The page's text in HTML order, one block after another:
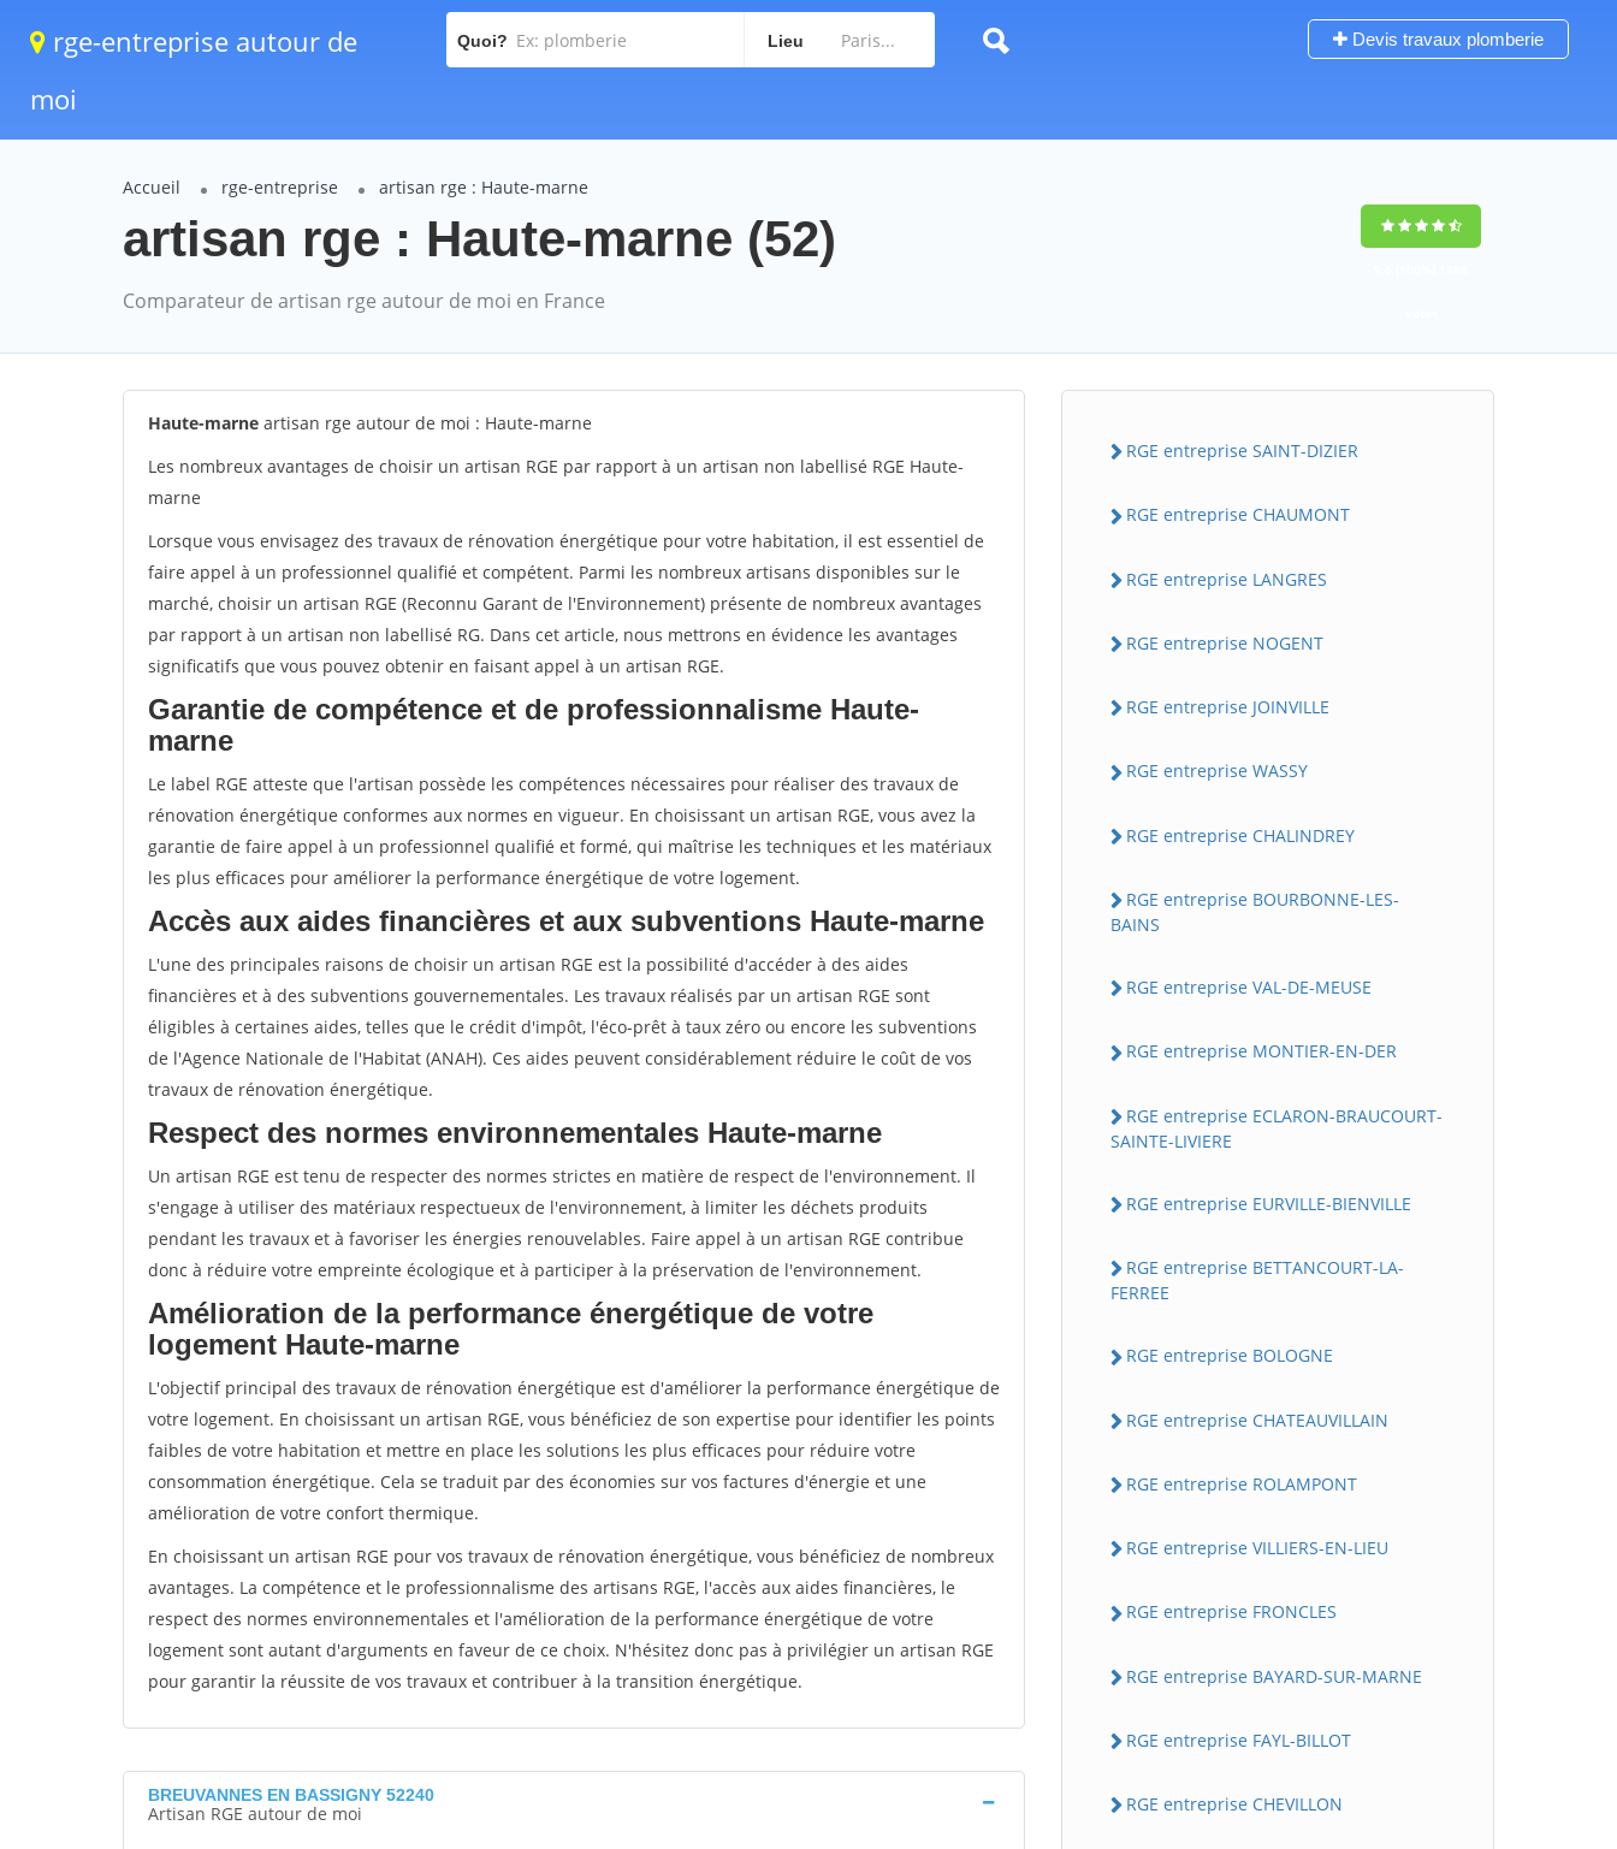
rge-entreprise autour de
moi
Quoi? Lieu Devis travaux plomberie
Accueil rge-entreprise artisan rge : Haute-marne
artisan rge : Haute-marne (52)
Comparateur de artisan rge autour de moi en France
Haute-marne artisan rge autour de moi : Haute-marne
Les nombreux avantages de choisir un artisan RGE par rapport à un artisan non labellisé RGE Haute-
marne
Lorsque vous envisagez des travaux de rénovation énergétique pour votre habitation, il est essentiel de
faire appel à un professionnel qualifié et compétent. Parmi les nombreux artisans disponibles sur le
marché, choisir un artisan RGE (Reconnu Garant de l'Environnement) présente de nombreux avantages
par rapport à un artisan non labellisé RG. Dans cet article, nous mettrons en évidence les avantages
significatifs que vous pouvez obtenir en faisant appel à un artisan RGE.
Garantie de compétence et de professionnalisme Haute-
marne
Le label RGE atteste que l'artisan possède les compétences nécessaires pour réaliser des travaux de
rénovation énergétique conformes aux normes en vigueur. En choisissant un artisan RGE, vous avez la
garantie de faire appel à un professionnel qualifié et formé, qui maîtrise les techniques et les matériaux
les plus efficaces pour améliorer la performance énergétique de votre logement.
Accès aux aides financières et aux subventions Haute-marne
L'une des principales raisons de choisir un artisan RGE est la possibilité d'accéder à des aides
financières et à des subventions gouvernementales. Les travaux réalisés par un artisan RGE sont
éligibles à certaines aides, telles que le crédit d'impôt, l'éco-prêt à taux zéro ou encore les subventions
de l'Agence Nationale de l'Habitat (ANAH). Ces aides peuvent considérablement réduire le coût de vos
travaux de rénovation énergétique.
Respect des normes environnementales Haute-marne
Un artisan RGE est tenu de respecter des normes strictes en matière de respect de l'environnement. Il
s'engage à utiliser des matériaux respectueux de l'environnement, à limiter les déchets produits
pendant les travaux et à favoriser les énergies renouvelables. Faire appel à un artisan RGE contribue
donc à réduire votre empreinte écologique et à participer à la préservation de l'environnement.
Amélioration de la performance énergétique de votre
logement Haute-marne
L'objectif principal des travaux de rénovation énergétique est d'améliorer la performance énergétique de
votre logement. En choisissant un artisan RGE, vous bénéficiez de son expertise pour identifier les points
faibles de votre habitation et mettre en place les solutions les plus efficaces pour réduire votre
consommation énergétique. Cela se traduit par des économies sur vos factures d'énergie et une
amélioration de votre confort thermique.
En choisissant un artisan RGE pour vos travaux de rénovation énergétique, vous bénéficiez de nombreux
avantages. La compétence et le professionnalisme des artisans RGE, l'accès aux aides financières, le
respect des normes environnementales et l'amélioration de la performance énergétique de votre
logement sont autant d'arguments en faveur de ce choix. N'hésitez donc pas à privilégier un artisan RGE
pour garantir la réussite de vos travaux et contribuer à la transition énergétique.
BREUVANNES EN BASSIGNY 52240
Artisan RGE autour de moi
RGE entreprise SAINT-DIZIER
RGE entreprise CHAUMONT
RGE entreprise LANGRES
RGE entreprise NOGENT
RGE entreprise JOINVILLE
RGE entreprise WASSY
RGE entreprise CHALINDREY
RGE entreprise BOURBONNE-LES-
BAINS
RGE entreprise VAL-DE-MEUSE
RGE entreprise MONTIER-EN-DER
RGE entreprise ECLARON-BRAUCOURT-
SAINTE-LIVIERE
RGE entreprise EURVILLE-BIENVILLE
RGE entreprise BETTANCOURT-LA-
FERREE
RGE entreprise BOLOGNE
RGE entreprise CHATEAUVILLAIN
RGE entreprise ROLAMPONT
RGE entreprise VILLIERS-EN-LIEU
RGE entreprise FRONCLES
RGE entreprise BAYARD-SUR-MARNE
RGE entreprise FAYL-BILLOT
RGE entreprise CHEVILLON